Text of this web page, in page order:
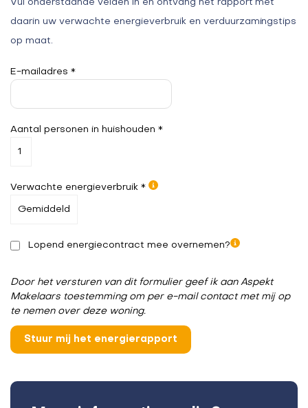
Vul onderstaande velden in en ontvang het rapport met
daarin uw verwachte energieverbruik en verduurzamingstips
op maat.
E-mailadres *
Aantal personen in huishouden *
Verwachte energieverbruik *
Lopend energiecontract mee overnemen?
Door het versturen van dit formulier geef ik aan Aspekt
Makelaars toestemming om per e-mail contact met mij op
te nemen over deze woning.